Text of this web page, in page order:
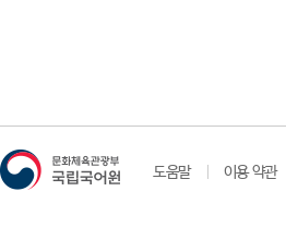
도움말 이용 약관